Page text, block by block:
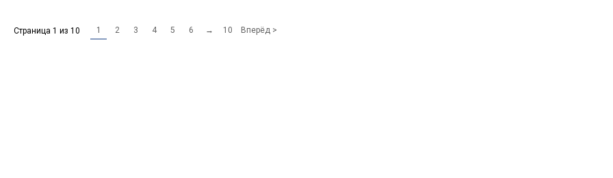
Страница 1 из 10 1 2 3 4 5 6 → 10 Вперёд >